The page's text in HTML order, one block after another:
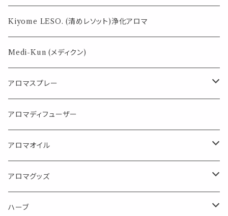
薄荷の香りで体感温度-4℃ !? スースーシリーズ
パロサント
Kiyome LESO. (清めレソット)浄化アロマ
Medi-Kun (メディクン)
アロマスプレー
目的で選ぶ
蒸し暑い夏やリフレッシュに
消臭に（用途：空間や衣服）
FLOWER LESO. フラワレソット
Kiyome LESO. キヨメ レソット
体感-4℃ !? 薄荷をブレンドしたアロマスプレー
アロマディフューザー
アロマオイル
エッセンシャルオイル
シングル
キャリアオイル
アロマグッズ
エッセンシャルオイル
ハーブ